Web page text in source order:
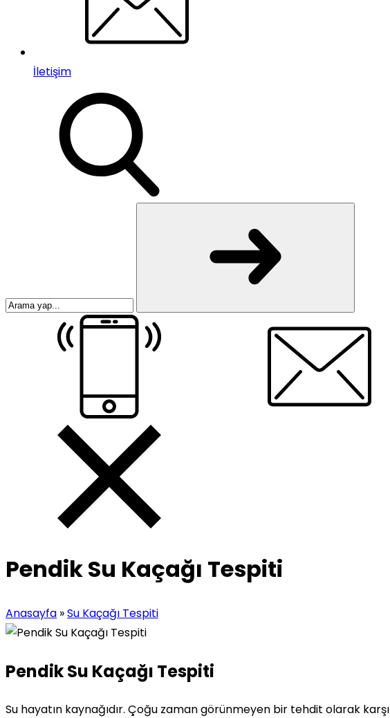
İletişim
Pendik Su Kaçağı Tespiti
Anasayfa »Su Kaçağı Tespiti
Pendik Su Kaçağı Tespiti
Su hayatın kaynağıdır. Çoğu zaman görünmeyen bir tehdit olarak